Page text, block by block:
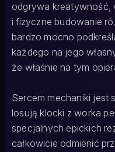
odgrywa kreatywność,
i fizyczne budowanie
bardzo mocno
każdego na jego
że właśnie na tym
Sercem mechaniki jest
losują klocki z worka
specjalnych epickich
całkowicie odmienić